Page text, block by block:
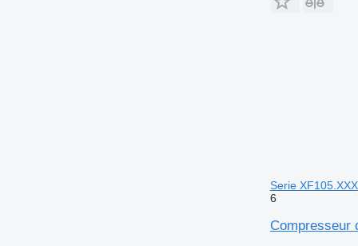
Serie XF105.XXX
6
Compresseur